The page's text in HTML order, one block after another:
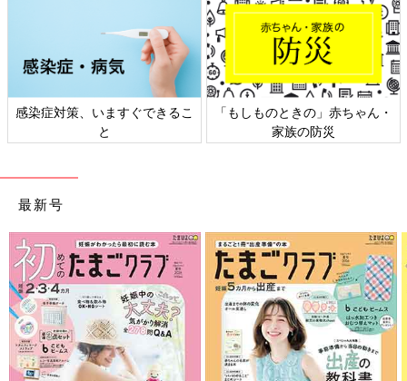
ん・
日本外来小児科学会リーフレッ
六星占術 細木かおりさんの
相談
最新号